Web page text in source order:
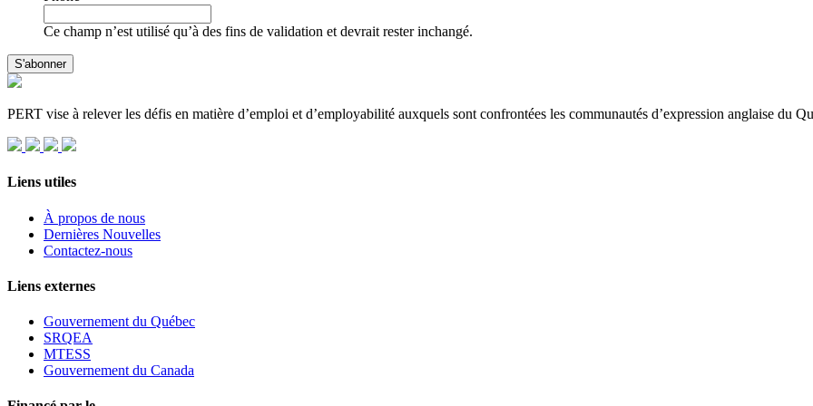
Ce champ n’est utilisé qu’à des fins de validation et devrait rester inchangé.
PERT vise à relever les défis en matière d’emploi et d’employabilité auxquels sont confrontées les communautés d’expression anglaise du
Liens utiles
À propos de nous
Dernières Nouvelles
Contactez-nous
Liens externes
Gouvernement du Québec
SRQEA
MTESS
Gouvernement du Canada